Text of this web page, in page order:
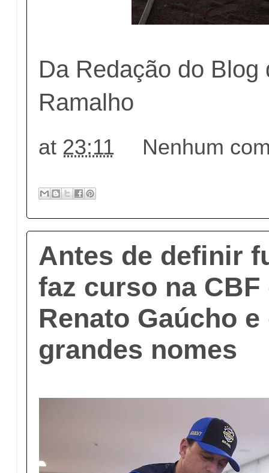
Da Redação do Blog
Ramalho
at 23:11 Nenhum
Antes de definir
faz curso na
Renato Gaúcho
grandes nomes